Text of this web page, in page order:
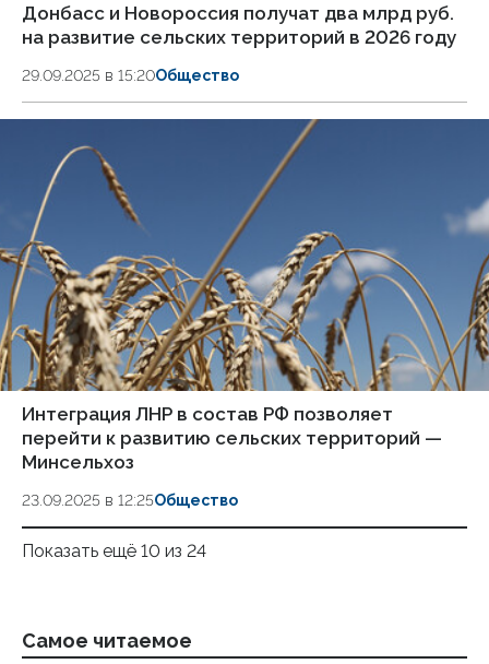
Донбасс и Новороссия получат два млрд руб.
на развитие сельских территорий в 2026 году
29.09.2025 в 15:20Общество
Интеграция ЛНР в состав РФ позволяет
перейти к развитию сельских территорий —
Минсельхоз
23.09.2025 в 12:25Общество
Показать ещё 10 из 24
Самое читаемое